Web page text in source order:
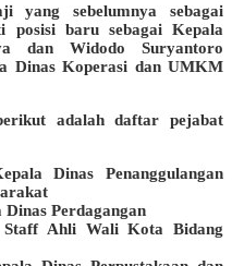
yang sebelumnya sebagai
posisi baru sebagai Kepala
dan Widodo Suryantoro
Dinas Koperasi dan UMKM
adalah daftar pejabat
Dinas Penanggulangan
Perdagangan
Staff Ahli Wali Kota Bidang